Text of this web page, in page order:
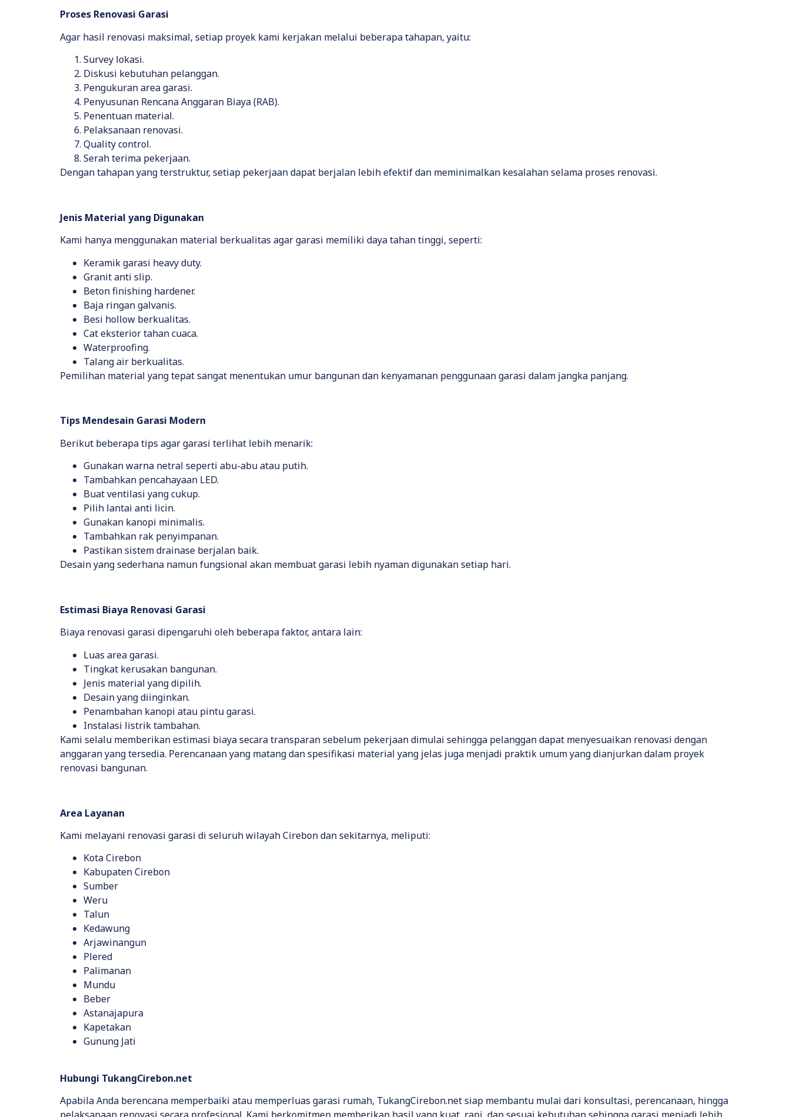
Proses Renovasi Garasi
Agar hasil renovasi maksimal, setiap proyek kami kerjakan melalui beberapa tahapan, yaitu:
Survey lokasi.
Diskusi kebutuhan pelanggan.
Pengukuran area garasi.
Penyusunan Rencana Anggaran Biaya (RAB).
Penentuan material.
Pelaksanaan renovasi.
Quality control.
Serah terima pekerjaan.
Dengan tahapan yang terstruktur, setiap pekerjaan dapat berjalan lebih efektif dan meminimalkan kesalahan selama proses renovasi.
Jenis Material yang Digunakan
Kami hanya menggunakan material berkualitas agar garasi memiliki daya tahan tinggi, seperti:
Keramik garasi heavy duty.
Granit anti slip.
Beton finishing hardener.
Baja ringan galvanis.
Besi hollow berkualitas.
Cat eksterior tahan cuaca.
Waterproofing.
Talang air berkualitas.
Pemilihan material yang tepat sangat menentukan umur bangunan dan kenyamanan penggunaan garasi dalam jangka panjang.
Tips Mendesain Garasi Modern
Berikut beberapa tips agar garasi terlihat lebih menarik:
Gunakan warna netral seperti abu-abu atau putih.
Tambahkan pencahayaan LED.
Buat ventilasi yang cukup.
Pilih lantai anti licin.
Gunakan kanopi minimalis.
Tambahkan rak penyimpanan.
Pastikan sistem drainase berjalan baik.
Desain yang sederhana namun fungsional akan membuat garasi lebih nyaman digunakan setiap hari.
Estimasi Biaya Renovasi Garasi
Biaya renovasi garasi dipengaruhi oleh beberapa faktor, antara lain:
Luas area garasi.
Tingkat kerusakan bangunan.
Jenis material yang dipilih.
Desain yang diinginkan.
Penambahan kanopi atau pintu garasi.
Instalasi listrik tambahan.
Kami selalu memberikan estimasi biaya secara transparan sebelum pekerjaan dimulai sehingga pelanggan dapat menyesuaikan renovasi dengan
anggaran yang tersedia. Perencanaan yang matang dan spesifikasi material yang jelas juga menjadi praktik umum yang dianjurkan dalam proyek
renovasi bangunan.
Area Layanan
Kami melayani renovasi garasi di seluruh wilayah Cirebon dan sekitarnya, meliputi:
Kota Cirebon
Kabupaten Cirebon
Sumber
Weru
Talun
Kedawung
Arjawinangun
Plered
Palimanan
Mundu
Beber
Astanajapura
Kapetakan
Gunung Jati
Hubungi TukangCirebon.net
Apabila Anda berencana memperbaiki atau memperluas garasi rumah, TukangCirebon.net siap membantu mulai dari konsultasi, perencanaan, hingga